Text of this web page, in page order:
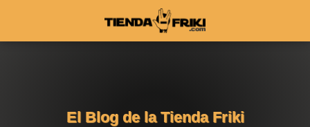
El Blog de la Tienda Friki